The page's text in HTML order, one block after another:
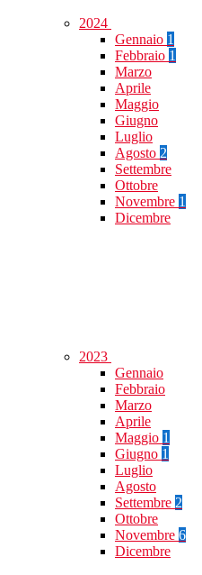
2024
Gennaio 1
Febbraio 1
Marzo
Aprile
Maggio
Giugno
Luglio
Agosto 2
Settembre
Ottobre
Novembre 1
Dicembre
2023
Gennaio
Febbraio
Marzo
Aprile
Maggio 1
Giugno 1
Luglio
Agosto
Settembre 2
Ottobre
Novembre 6
Dicembre